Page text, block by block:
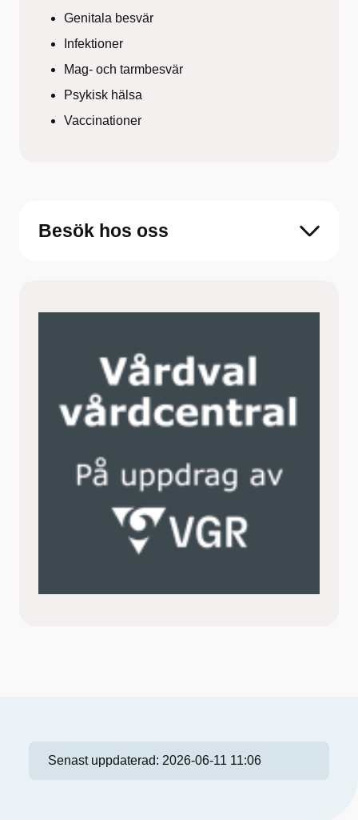
Genitala besvär
Infektioner
Mag- och tarmbesvär
Psykisk hälsa
Vaccinationer
Besök hos oss
Senast uppdaterad: 2026-06-11 11:06